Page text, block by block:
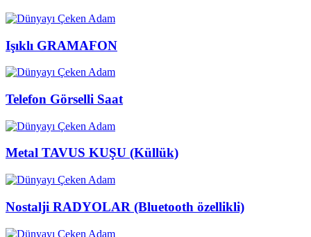
Işıklı GRAMAFON
Telefon Görselli Saat
Metal TAVUS KUŞU (Küllük)
Nostalji RADYOLAR (Bluetooth özellikli)